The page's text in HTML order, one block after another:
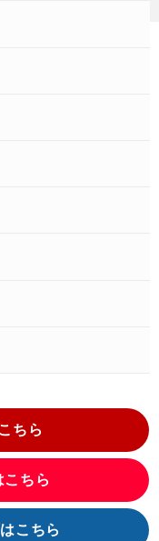
サーです。インテリア
すのでイメージと多少
ちら
ちら
こちら